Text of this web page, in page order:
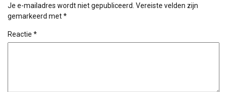
Je e-mailadres wordt niet gepubliceerd. Vereiste velden zijn
gemarkeerd met*
Reactie *